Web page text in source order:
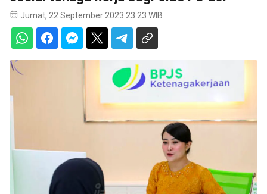
Jumat, 22 September 2023 23:23 WIB